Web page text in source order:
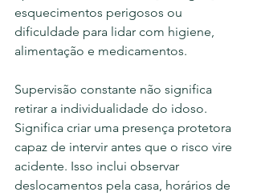
esquecimentos perigosos ou
dificuldade para lidar com higiene,
alimentação e medicamentos.
Supervisão constante não significa
retirar a individualidade do idoso.
Significa criar uma presença protetora
capaz de intervir antes que o risco vire
acidente. Isso inclui observar
deslocamentos pela casa, horários de